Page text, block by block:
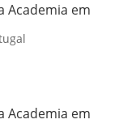
Academia em
Academia em